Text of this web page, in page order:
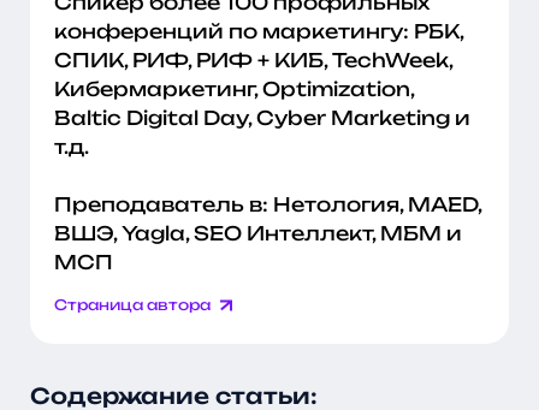
конференций по маркетингу: РБК,
СПИК, РИФ, РИФ + КИБ, TechWeek,
Кибермаркетинг, Optimization,
Baltic Digital Day, Cyber Marketing и
т.д.
Преподаватель в: Нетология, MAED,
ВШЭ, Yagla, SEO Интеллект, МБМ и
МСП
Страница автора
Содержание статьи: